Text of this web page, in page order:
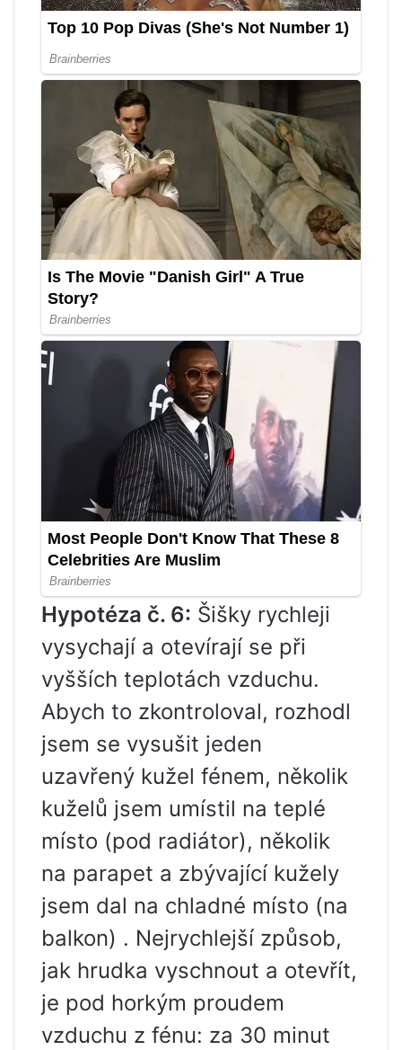
Hypotéza č. 6: Šišky rychleji
vysychají a otevírají se při
vyšších teplotách vzduchu.
Abych to zkontroloval, rozhodl
jsem se vysušit jeden
uzavřený kužel fénem, ​​několik
kuželů jsem umístil na teplé
místo (pod radiátor), několik
na parapet a zbývající kužely
jsem dal na chladné místo (na
balkon) . Nejrychlejší způsob,
jak hrudka vyschnout a otevřít,
je pod horkým proudem
vzduchu z fénu: za 30 minut